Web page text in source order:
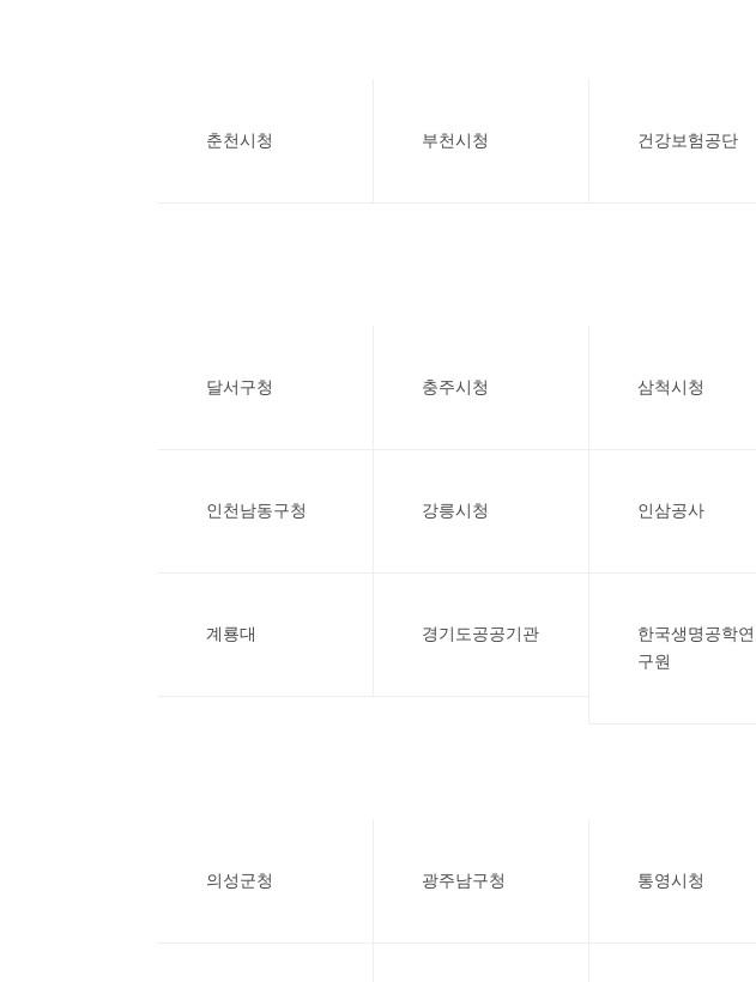
춘천시청 부천시청 건강보험공단
달서구청 충주시청 삼척시청
인천남동구청 강릉시청 인삼공사
계룡대 경기도공공기관
한국생명공학연
구원
의성군청 광주남구청 통영시청